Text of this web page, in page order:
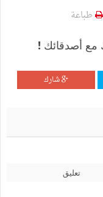
طباعة
مع أصدقائك !
شارك
تعليق